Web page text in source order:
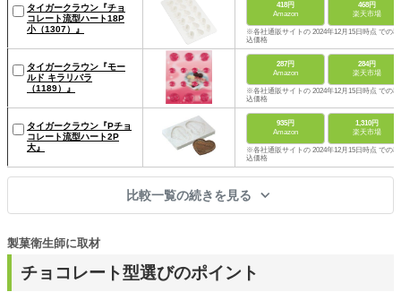
タイガークラウン『チョ
コレート流型ハート18P
小（1307）』
418円
Amazon
468円
楽天市場
※各社通販サイトの 2024年12月15日時点 での税
込価格
タイガークラウン『モー
ルド キラリバラ
（1189）』
287円
Amazon
284円
楽天市場
※各社通販サイトの 2024年12月15日時点 での税
込価格
タイガークラウン『Pチョ
コレート流型ハート2P
大』
935円
Amazon
1,310円
楽天市場
※各社通販サイトの 2024年12月15日時点 での税
込価格
比較一覧の続きを見る
チョコレート型選びのポイント
製菓衛生師に取材